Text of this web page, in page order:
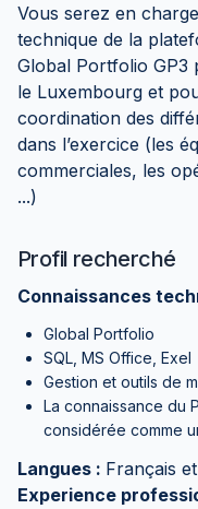
Vous serez en
technique de la
Global Portfolio GP3
le Luxembourg et
coordination des
dans l’exercice (les
commerciales, les
...)
Profil recherché
Connaissances
Global Portfolio
SQL, MS Office, Exel
Gestion et outils de
La connaissance du
considérée comme
Langues : Français
Experience